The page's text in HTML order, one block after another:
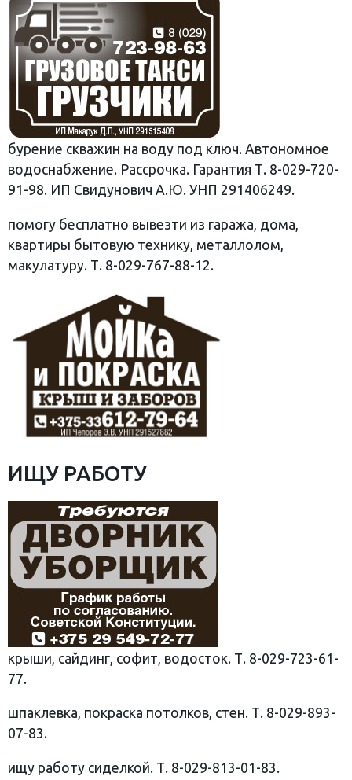
бурение скважин на воду под ключ. Автономное
водоснабжение. Рассрочка. Гарантия Т. 8-029-720-
91-98. ИП Свидунович А.Ю. УНП 291406249.
помогу бесплатно вывезти из гаража, дома,
квартиры бытовую технику, металлолом,
макулатуру. Т. 8-029-767-88-12.
ИЩУ РАБОТУ
крыши, сайдинг, софит, водосток. Т. 8-029-723-61-
77.
шпаклевка, покраска потолков, стен. Т. 8-029-893-
07-83.
ищу работу сиделкой. Т. 8-029-813-01-83.